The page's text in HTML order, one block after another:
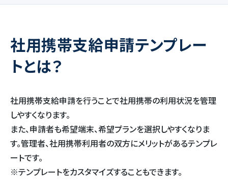
社用携帯支給申請テンプレー
トとは？
社用携帯支給申請を行うことで社用携帯の利用状況を管理
しやすくなります。
また、申請者も希望端末、希望プランを選択しやすくなりま
す。管理者、社用携帯利用者の双方にメリットがあるテンプレ
ートです。
※テンプレートをカスタマイズすることもできます。